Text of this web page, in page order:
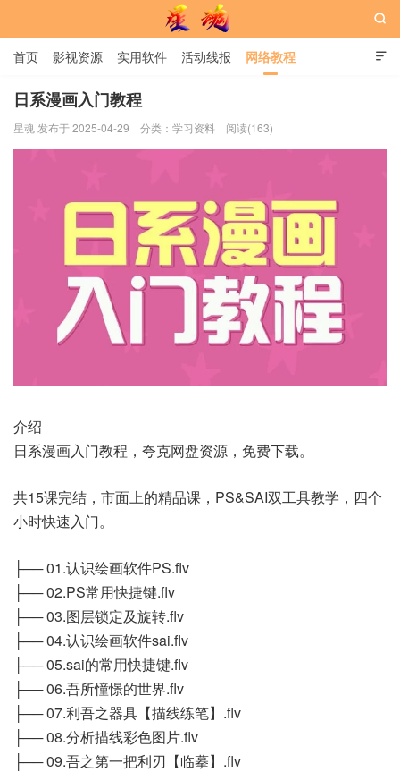
星魂网

首页 影视资源 实用软件 活动线报 网络教程
用户中心 书籍 娱乐

日系漫画入门教程
星魂 发布于 2025-04-29 分类： 学习资料 阅读(163)
介绍
日系漫画入门教程，夸克网盘资源，免费下载。
共15课完结，市面上的精品课，PS&SAI双工具教学，四个
小时快速入门。
├── 01.认识绘画软件PS.flv
├── 02.PS常用快捷键.flv
├── 03.图层锁定及旋转.flv
├── 04.认识绘画软件sai.flv
├── 05.sai的常用快捷键.flv
├── 06.吾所憧憬的世界.flv
├── 07.利吾之器具【描线练笔】.flv
├── 08.分析描线彩色图片.flv
├── 09.吾之第一把利刃【临摹】.flv